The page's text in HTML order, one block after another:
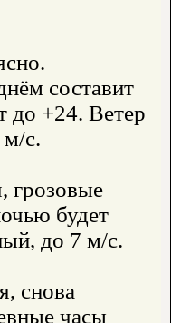
составит
до +24. Ветер
м/с.
грозовые
будет
до 7 м/с.
снова
часы